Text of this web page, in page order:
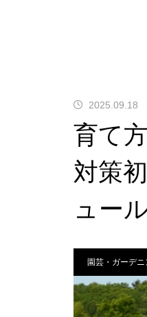
2025.09.18
育て
対策
ュー
園芸・ガーデニ